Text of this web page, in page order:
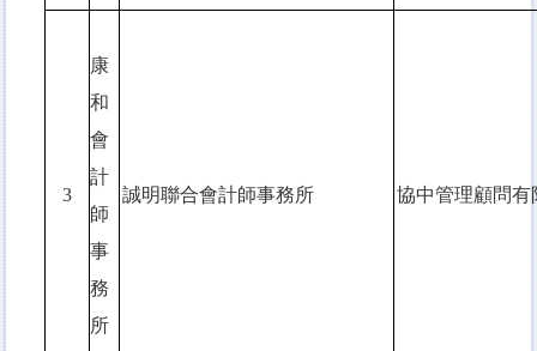
3
康
和
會
計
師
事
務
所
誠明聯合會計師事務所 協中管理顧問有